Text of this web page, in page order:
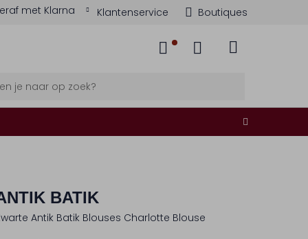
met Klarna Klantenservice Boutiques
BATIK
Antik Batik Blouses Charlotte Blouse